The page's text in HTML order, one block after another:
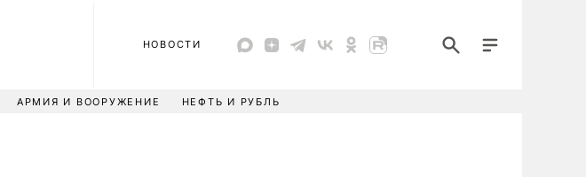
НОВОСТИ
АРМИЯ И ВООРУЖЕНИЕ НЕФТЬ И РУБЛЬ